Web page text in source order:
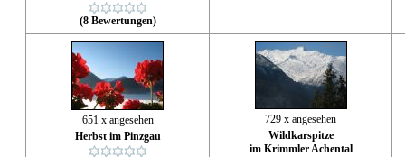
(8 Bewertungen)
651 x angesehen
Herbst im Pinzgau
729 x angesehen
Wildkarspitze
im Krimmler Achental